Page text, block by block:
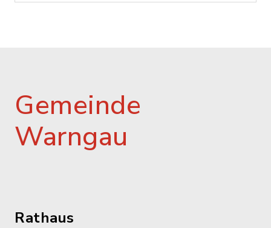
Gemeinde
Warngau
Rathaus